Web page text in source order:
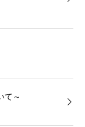
て～